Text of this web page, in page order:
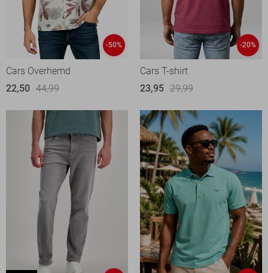
-50%
Cars Overhemd
22,50 44,99
-20%
Cars T-shirt
23,95 29,99